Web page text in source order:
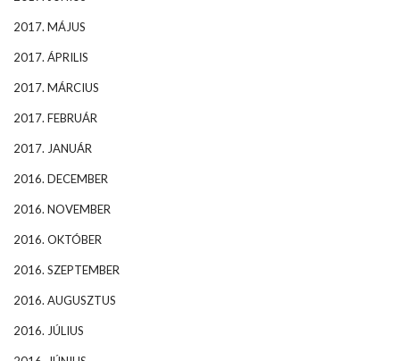
2017. MÁJUS
2017. ÁPRILIS
2017. MÁRCIUS
2017. FEBRUÁR
2017. JANUÁR
2016. DECEMBER
2016. NOVEMBER
2016. OKTÓBER
2016. SZEPTEMBER
2016. AUGUSZTUS
2016. JÚLIUS